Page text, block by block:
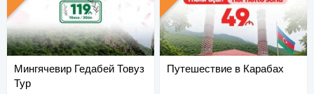
Мингячевир Гедабей Товуз
Тур
Путешествие в Карабах